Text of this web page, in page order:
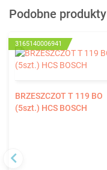
Podobne produkty
3165140006941
BRZESZCZOT T 119 BO
(5szt.) HCS BOSCH